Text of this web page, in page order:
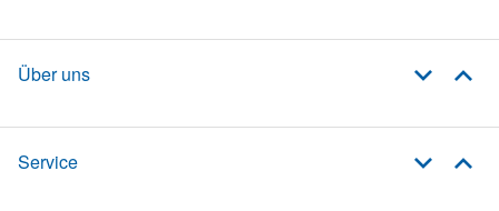
Über uns
Service